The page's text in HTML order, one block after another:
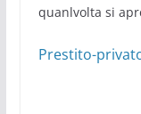
quanlvolta si
Prestito-